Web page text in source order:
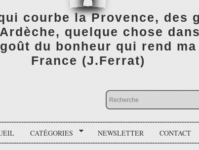
courbe la Provence, des
quelque chose
du bonheur qui rend
France (J.Ferrat)
CATÉGORIES NEWSLETTER CONTACT